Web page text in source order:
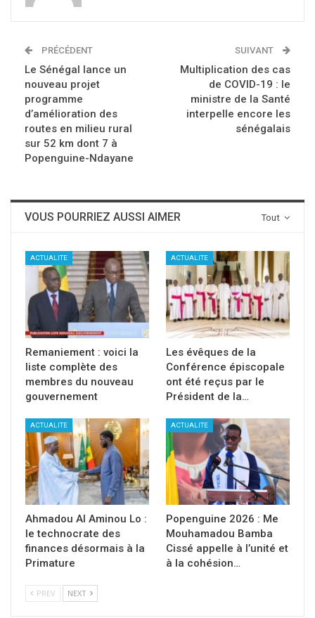
PRÉCÉDENT
Le Sénégal lance un
nouveau projet
programme
d’amélioration des
routes en milieu rural
sur 52 km dont 7 à
Popenguine-Ndayane
SUIVANT
Multiplication des cas
de COVID-19 : le
ministre de la Santé
interpelle encore les
sénégalais
Tout
VOUS POURRIEZ AUSSI AIMER
ACTUALITE
Remaniement : voici la
liste complète des
membres du nouveau
gouvernement
ACTUALITE
Les évêques de la
Conférence épiscopale
ont été reçus par le
Président de la…
ACTUALITE
Ahmadou Al Aminou Lo :
le technocrate des
finances désormais à la
Primature
ACTUALITE
Popenguine 2026 : Me
Mouhamadou Bamba
Cissé appelle à l’unité et
à la cohésion…
PREV NEXT